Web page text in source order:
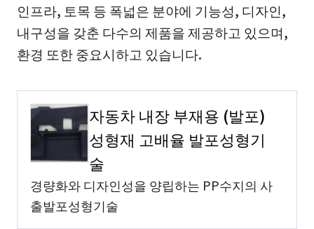
인프라, 토목 등 폭넓은 분야에 기능성, 디자인,
내구성을 갖춘 다수의 제품을 제공하고 있으며,
환경 또한 중요시하고 있습니다.
자동차 내장 부재용 (발포)
성형재 고배율 발포성형기
술
경량화와 디자인성을 양립하는 PP수지의 사
출발포성형기술